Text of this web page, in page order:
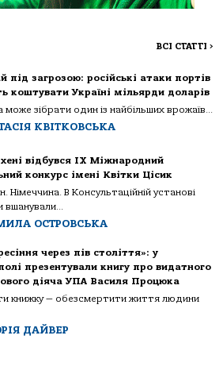
ВСІ СТАТТІ >
під загрозою: російські атаки портів
коштувати Україні мільярди доларів
може зібрати один із найбільших врожаїв...
КВІТКОВСЬКА
відбувся IX Міжнародний
конкурс імені Квітки Цісик
Німеччина. В Консультаційній установі
вшанували...
ОСТРОВСЬКА
через пів століття»: у
презентували книгу про видатного
діяча УПА Василя Процюка
книжку — обезсмертити життя людини
ДАЙВЕР